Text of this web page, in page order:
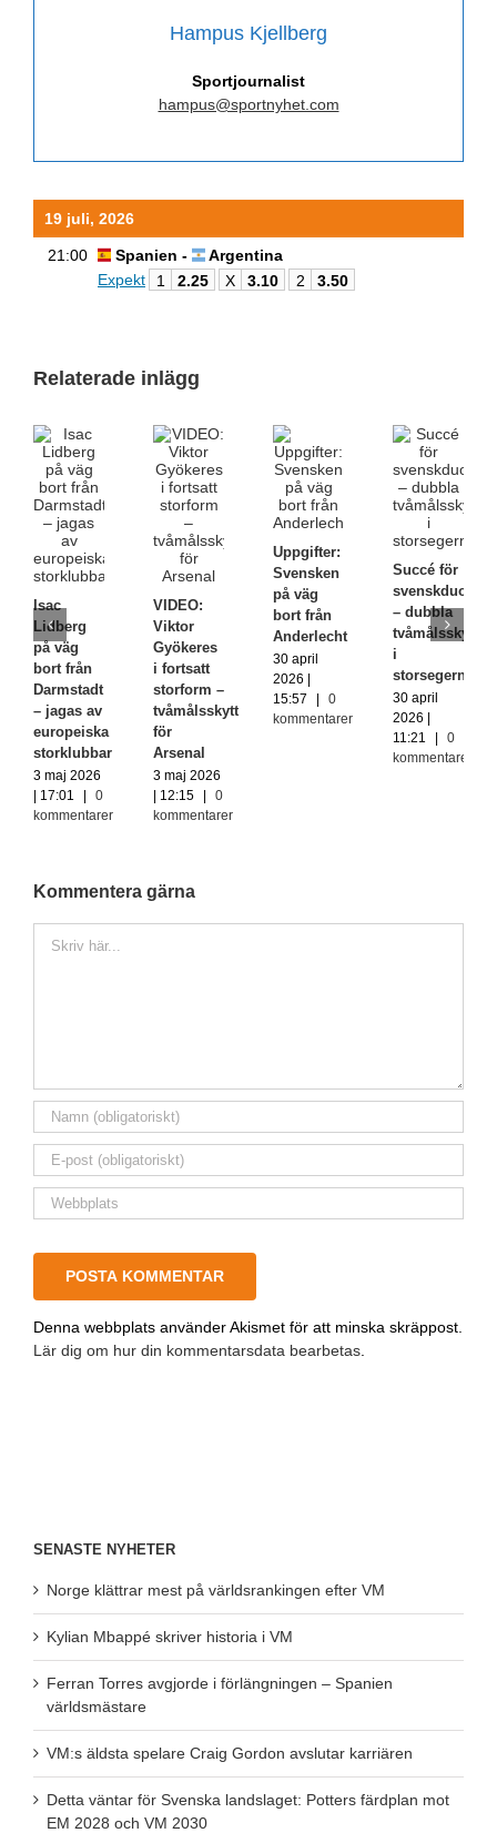
Hampus Kjellberg
Sportjournalist
hampus@sportnyhet.com
19 juli, 2026
21:00 Spanien -
Argentina
Expekt
1 2.25 X 3.10 2 3.50
Relaterade inlägg
Isac
Lidberg
på väg
bort från
Darmstadt
– jagas av
europeiska
storklubbar
3 maj 2026
| 17:01
|
0
kommentarer
VIDEO:
Viktor
Gyökeres
i fortsatt
storform –
tvåmålsskytt
för
Arsenal
3 maj 2026
| 12:15
|
0
kommentarer
Uppgifter:
Svensken
på väg
bort från
Anderlecht
30 april
2026 |
15:57
|
0
kommentarer
Succé för
svenskduon
– dubbla
tvåmålsskyttar
i
storsegern
30 april
2026 |
11:21
|
0
kommentarer
Kommentera gärna
Denna webbplats använder Akismet för att minska skräppost.
Lär dig om hur din kommentarsdata bearbetas
SENASTE NYHETER
Norge klättrar mest på världsrankingen efter VM
Kylian Mbappé skriver historia i VM
Ferran Torres avgjorde i förlängningen – Spanien
världsmästare
VM:s äldsta spelare Craig Gordon avslutar karriären
Detta väntar för Svenska landslaget: Potters färdplan mot
EM 2028 och VM 2030